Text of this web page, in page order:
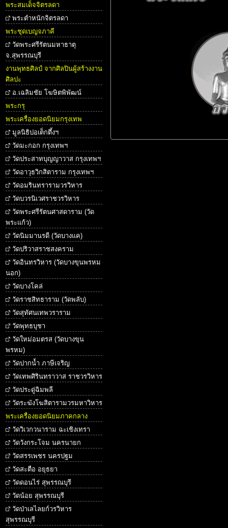
พระสมเด็จจิตรลดา
พระตําหนักจิตรลดา
พระชุดเบญจภาคี
วัดพระศรีรัตนมหาธาตุ
จ.สุพรรณบุรี
งานพุทธศิลป์ จากศิลปินผู้สร้างงาน
ศิลปะ
อ.เฉลิมชัย โฆษิตพิพัฒน์
พระกรุ
พระเครื่องยอดนิยมกรุงเทพ
มูลนิธิปอเต็กตึ้งฯ
วัดมะกอก กรุงเทพฯ
วัดประสาทบุญญาวาส กรุงเทพฯ
วัดอาวุธวิกสิตาราม กรุงเทพฯ
วัดอมรินทรารามวรวิหาร
วัดบวรนิเวศราชวรวิหาร
วัดพระศรีรัตนศาสดาราม (วัด
พระแก้ว)
วัดนิมมานรดี (วัดบางแค)
วัดปริวาสราชสงคราม
วัดอินทรวิหาร (วัดบางขุนพรหม
นอก)
วัดบางโคล่
วัดราชสิทธาราม (วัดพลับ)
วัดสุทัศนเทพวราราม
วัดพุทธบุชา
วัดใหม่อมตรส (วัดบางขุน
พรหม)
วัดปากน้ำ ภาษีเจริญ
วัดเทพศิรินทราวาส ราชวรวิหาร
วัดประดู่ฉิมพลี
วัดระฆังโฆสิตารามวรมหาวิหาร
พระเครื่องยอดนิยมภาคกลาง
วัดวิเวกวนาราม ฉะเชิงเทรา
วัดวังกระโจม นครนายก
วัดสรรเพชร นครปฐม
วัดสะตือ อยุธยา
วัดดอนไร่ สุพรรณบุรี
วัดน้อย สุพรรณบุรี
วัดป่าเลไลยก์วรวิหาร
สุพรรณบุรี